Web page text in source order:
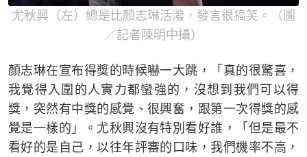
尤秋興（左）總是比顏志琳活潑，發言很搞笑。（圖
／記者陳明中攝）
顏志琳在宣布得獎的時候嚇一大跳，「真的很驚喜，
我覺得入圍的人實力都蠻強的，沒想到我們可以得
獎，突然有中獎的感覺、很興奮，跟第一次得獎的感
覺是一樣的」。尤秋興沒有特別看好誰，「但是最不
看好的是自己，以往年評審的口味，我們機率不高，